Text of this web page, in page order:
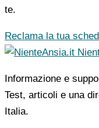
te.
Reclama la tua
Informazione e
Test, articoli e una
Italia.